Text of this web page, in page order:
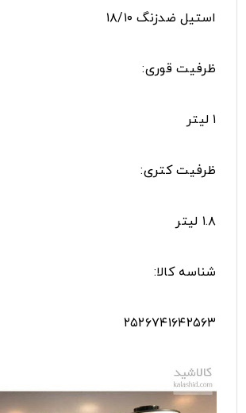
استیل ضدزنگ ۱۸/۱۰
ظرفیت قوری:
۱ لیتر
ظرفیت کتری:
۱.۸ لیتر
شناسه کالا:
۲۵۲۶۷۴۱۶۴۲۵۶۳